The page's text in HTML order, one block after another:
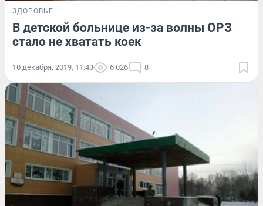
ЗДОРОВЬЕ
В детской больнице из-за волны ОРЗ
стало не хватать коек
10 декабря, 2019, 11:43 6 026 8